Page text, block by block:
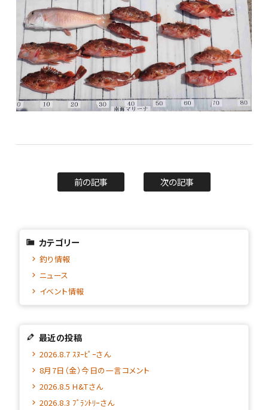
前の記事 次の記事
カテゴリー
釣り情報
ニュース
イベント情報
最近の投稿
2026.8.7 ｽﾇｰﾋﾟｰさん
8月7日（金）今日の一言コメント
2026.8.5 H&Tさん
2026.8.3 ﾌﾟﾗﾝﾄﾘｰさん